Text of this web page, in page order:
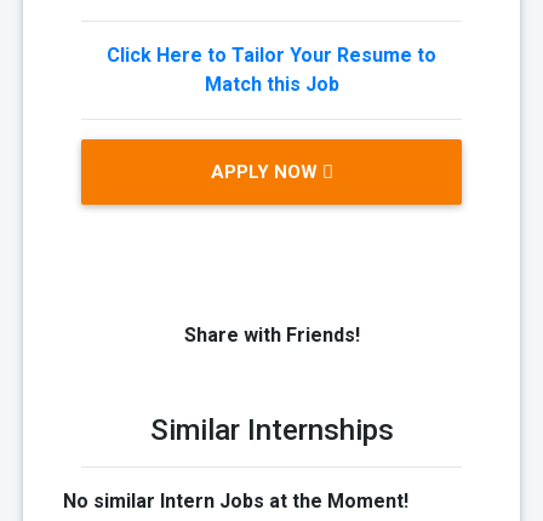
Click Here to Tailor Your Resume to
Match this Job
APPLY NOW
Share with Friends!
Similar Internships
No similar Intern Jobs at the Moment!